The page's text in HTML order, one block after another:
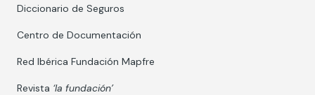
Diccionario de Seguros
Centro de Documentación
Red Ibérica Fundación Mapfre
Revista ‘la fundación’